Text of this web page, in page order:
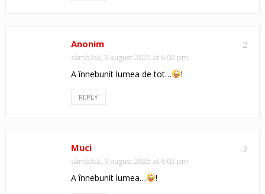
2
Anonim
sâmbătă, 9 august 2025 at 6:02 pm
A înnebunit lumea de tot… !
REPLY
3
Muci
sâmbătă, 9 august 2025 at 6:03 pm
A înnebunit lumea… !